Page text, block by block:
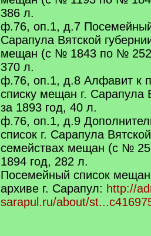
386 л.
ф.76, оп.1, д.7 Посемейный
Сарапула Вятской
мещан (с № 1843 по №
370 л.
ф.76, оп.1, д.8 Алфавит к
списку мещан г. Сарапула
за 1893 год, 40 л.
ф.76, оп.1, д.9
список г. Сарапула
семействах мещан (с №
1894 год, 282 л.
Посемейный список
архиве г. Сарапул: http://
sarapul.ru/about/